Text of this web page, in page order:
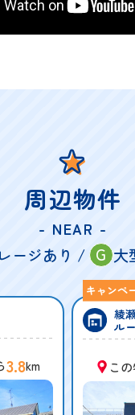
周辺物件
- NEAR -
ージあり / G 大
3.8km
綾
ル
こ